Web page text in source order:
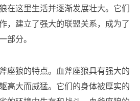
在这里生活并逐渐发展壮大。它们
，建立了强大的联盟关系，成为了
部分。
座狼的特点。血斧座狼具有强大的
高大而威猛。它们的身体被厚实的